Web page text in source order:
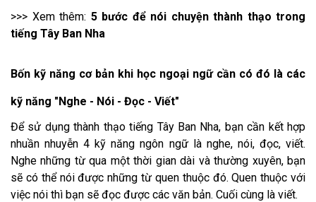
>>> Xem thêm: 5 bước để nói chuyện thành thạo trong
tiếng Tây Ban Nha
Bốn kỹ năng cơ bản khi học ngoại ngữ cần có đó là các
kỹ năng "Nghe - Nói - Đọc - Viết"
Để sử dụng thành thạo tiếng Tây Ban Nha, bạn cần kết hợp
nhuần nhuyễn 4 kỹ năng ngôn ngữ là nghe, nói, đọc, viết.
Nghe những từ qua một thời gian dài và thường xuyên, bạn
sẽ có thể nói được những từ quen thuộc đó. Quen thuộc với
việc nói thì bạn sẽ đọc được các văn bản. Cuối cùng là viết.